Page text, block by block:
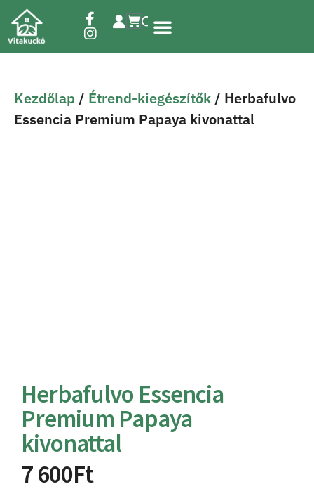
Kezdőlap / Étrend-kiegészítők / Herbafulvo
Essencia Premium Papaya kivonattal
Herbafulvo Essencia
Premium Papaya
kivonattal
7 600Ft